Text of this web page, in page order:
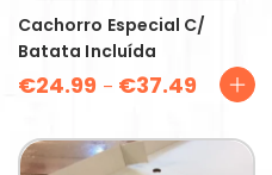
Cachorro Especial C/
Batata Incluída
€24.99 – €37.49